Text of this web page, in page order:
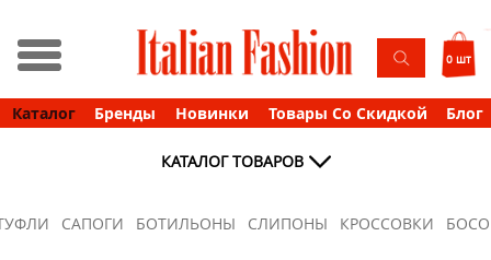
Каталог Бренды Новинки Товары Со Скидкой Блог
0 шт
КАТАЛОГ ТОВАРОВ
САПОГИ БОТИЛЬОНЫ СЛИПОНЫ КРОССОВКИ